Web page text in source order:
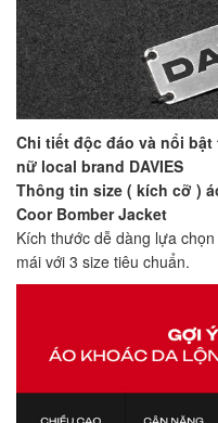
Chi tiết độc đáo và nổi
nữ local brand DAVIES
Thông tin size ( kích cỡ )
Coor Bomber Jacket
Kích thước dễ dàng lựa
mái với 3 size tiêu chuẩn.